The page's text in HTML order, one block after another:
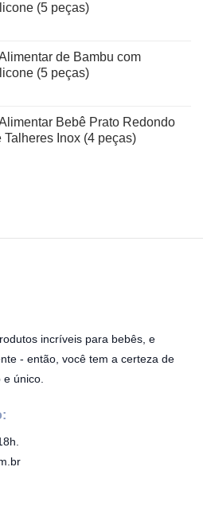
(5 peças)
de Bambu com
(5 peças)
Bebê Prato Redondo
Talheres Inox (4 peças)
incríveis para bebês, e
- então, você tem a certeza de
único.